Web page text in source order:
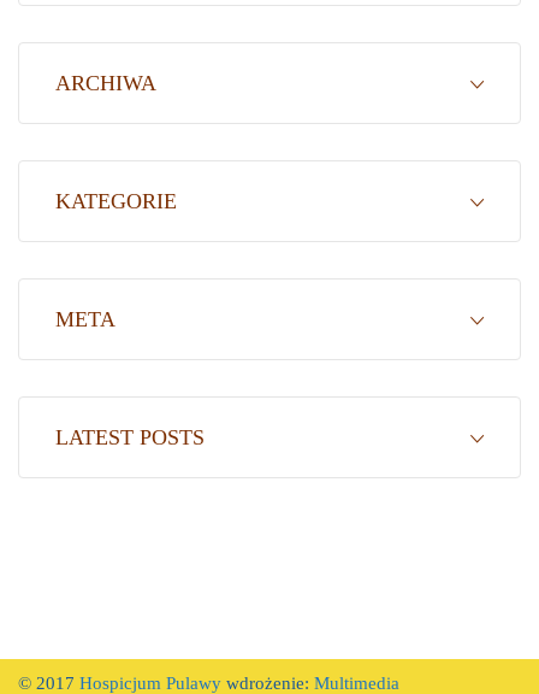
ARCHIWA
KATEGORIE
META
LATEST POSTS
© 2017 Hospicjum Pulawy wdrożenie: Multimedia